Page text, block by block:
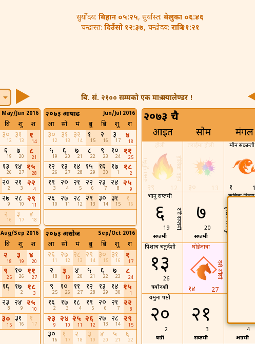
सुर्योदय: बिहान ०५:२५, सुर्यास्त: बेलुका ०६:४६
चन्द्रास्त: दिउँसो १२:३७, चन्द्रोदय: रात्रि ११:२१
बि. सं. २१०० सम्मको एक मात्र क्यालेण्डर !
May/Jun 2016
बि शु श
३०
12
३१
13
१
14
६
19
७
20
८
21
१३
26
१४
27
१५
28
२०
2
२१
3
२२
4
२७
9
२८
10
२९
11
२
16
३
17
४
18
२०७३ आषाढ Jun/Jul 2016
आ सो मं बु बि शु श
३०
12
३१
13
३२
14
१
15
२
16
३
17
४
18
५
19
६
20
७
21
८
22
९
23
१०
24
११
25
१२
26
१३
27
१४
28
१५
29
१६
30
१७
1
१८
2
१९
3
२०
4
२१
5
२२
6
२३
7
२४
8
२५
9
२६
10
२७
11
२८
12
२९
13
३०
14
३१
15
१
16
Aug/Sep 2016
बि शु श
२
18
३
19
४
20
९
25
१०
26
११
27
१६
1
१७
2
१८
3
२३
8
२४
9
२५
10
३०
15
३१
16
१
17
२०७३ असोज Sep/Oct 2016
आ सो मं बु बि शु श
२६
11
२७
12
२८
13
२९
14
३०
15
३१
16
१
17
२
18
३
19
४
20
५
21
६
22
७
23
८
24
९
25
१०
26
११
27
१२
28
१३
29
१४
30
१५
1
१६
2
१७
3
१८
4
१९
5
२०
6
२१
7
२२
8
२३
9
२४
10
२५
11
२६
12
२७
13
२८
14
२९
15
३०
16
१
17
२
18
३
19
४
20
५
21
६
22
२०७३ चैत्र
आइत सोम मंगल
होली
होलिका दहन
बसंत पूर्णिमा
२९ 12
तराईमा होली
३० 13
मीन संक्रान्ती
१
भानु सप्तमी
रवि सप्तमी
६
19
सप्तमी
७
20
सप्तमी
कबिता
शीतला अष्टमी
पिशाच चतुर्दशी
१३
26
त्रयोदशी
घोडेजात्रा
दर्श औंसी
१४ 27
यमुना षष्ठी
२०
2
षष्ठी
२१
3
सप्तमी
२२
4
अष्ठमी